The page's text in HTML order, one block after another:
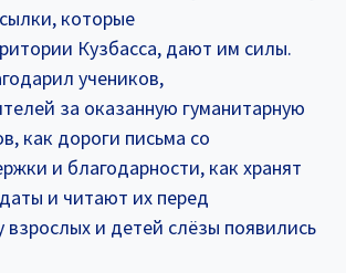
которые
Кузбасса, дают им силы.
учеников,
за оказанную гуманитарную
как дороги письма со
и благодарности, как хранят
и читают их перед
и детей слёзы появились